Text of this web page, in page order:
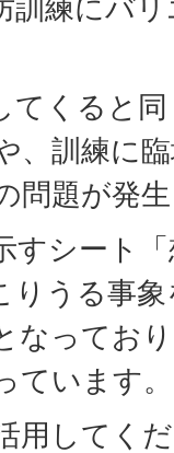
訓練にバ
てくると
、訓練に
問題が発
すシート
りうる事
なってお
ています。
用してく